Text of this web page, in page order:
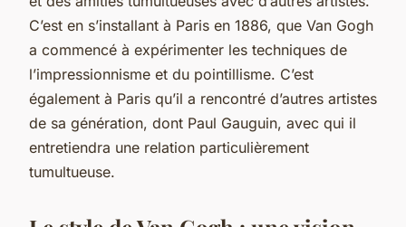
C’est en s’installant à Paris en 1886, que Van Gogh
a commencé à expérimenter les techniques de
l’impressionnisme et du pointillisme. C’est
également à Paris qu’il a rencontré d’autres artistes
de sa génération, dont Paul Gauguin, avec qui il
entretiendra une relation particulièrement
tumultueuse.